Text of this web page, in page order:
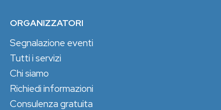
ORGANIZZATORI
Segnalazione eventi
Tutti i servizi
Chi siamo
Richiedi informazioni
Consulenza gratuita